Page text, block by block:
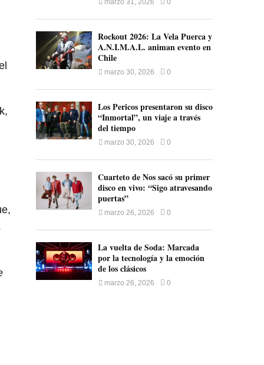
marzo 31, 2026 0
Rockout 2026: La Vela Puerca y
A.N.I.M.A.L. animan evento en
Chile
marzo 30, 2026 0
Los Pericos presentaron su disco
“Inmortal”, un viaje a través
del tiempo
marzo 30, 2026 0
Cuarteto de Nos sacó su primer
disco en vivo: “Sigo atravesando
puertas”
marzo 26, 2026 0
La vuelta de Soda: Marcada
por la tecnología y la emoción
de los clásicos
marzo 26, 2026 0